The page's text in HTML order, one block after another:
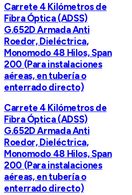
Carrete 4 Kilómetros de
Fibra Óptica (ADSS)
G.652D Armada Anti
Roedor, Dieléctrica,
Monomodo 48 Hilos, Span
200 (Para instalaciones
aéreas, en tubería o
enterrado directo)
Carrete 4 Kilómetros de
Fibra Óptica (ADSS)
G.652D Armada Anti
Roedor, Dieléctrica,
Monomodo 48 Hilos, Span
200 (Para instalaciones
aéreas, en tubería o
enterrado directo)